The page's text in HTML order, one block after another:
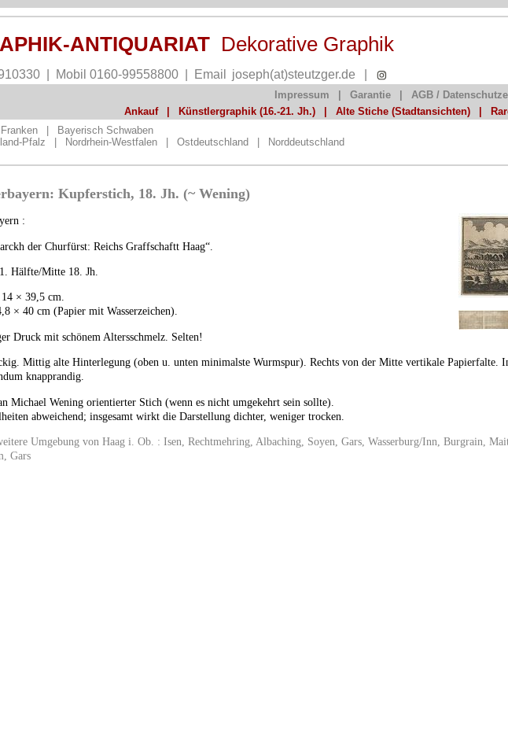
ANTIQUARIAT Dekorative Graphik
| Mobil 0160-99558800 | Email joseph(at)steutzger.de
Impressum Garantie AGB /
Ankauf
Künstlergraphik (16.-21. Jh.) Alte Stiche (Stadtansichten)
Franken
Bayerisch Schwaben
Pfalz Nordrhein-Westfalen Ostdeutschland
Norddeutschland
Kupferstich, 18. Jh. (~ Wening)
:
der Churfürst: Reichs Graffschaftt Haag“.
Hälfte/Mitte 18. Jh.
× 39,5 cm.
× 40 cm (Papier mit Wasserzeichen).
Druck mit schönem Altersschmelz. Selten!
Mittig alte Hinterlegung (oben u. unten minimalste Wurmspur). Rechts von der Mitte vertikale Papierfalte.
knapprandig.
Michael Wening orientierter Stich (wenn es nicht umgekehrt sein sollte).
abweichend; insgesamt wirkt die Darstellung dichter, weniger trocken.
Umgebung von Haag i. Ob. : Isen, Rechtmehring, Albaching, Soyen, Gars, Wasserburg/Inn, Burgrain,
Gars